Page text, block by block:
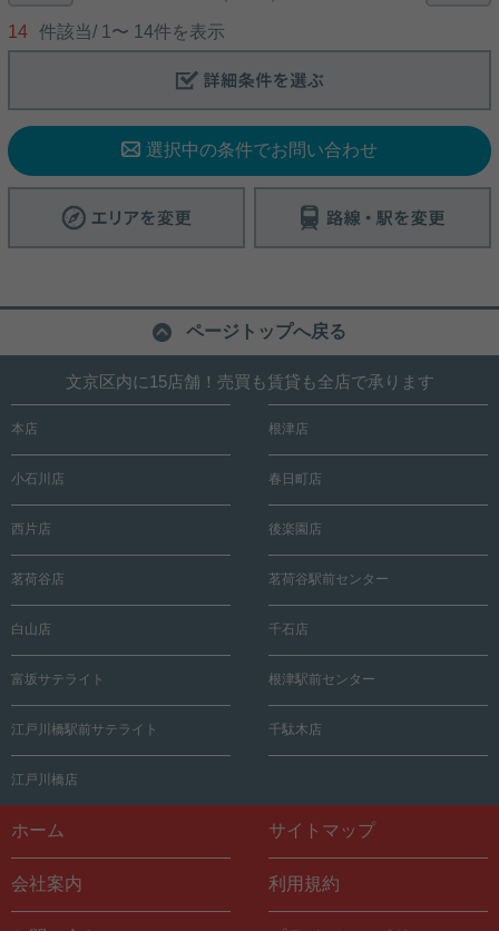
1面はルーフバルコニーで開放感あり！ 食洗機やデ
ィスポーザー、床暖房等、 室内設備は分譲マンショ
せ！ ★お電話でのご相談もお気軽にどうぞ★ 実用春
14 件該当/ 1 〜 14件を表示
選択中の条件でお問い合わせ
ページトップへ戻る
文京区内に15店舗！売買も賃貸も全店で承ります
本店 根津店
小石川店 春日町店
西片店 後楽園店
茗荷谷店 茗荷谷駅前センター
白山店 千石店
富坂サテライト 根津駅前センター
江戸川橋駅前サテライト 千駄木店
江戸川橋店
ホーム サイトマップ
会社案内 利用規約